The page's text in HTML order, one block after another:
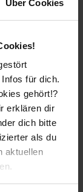
Über Cookies
für dich.
gehört!?
erklären dir
dich bitte
als du
aktuellen